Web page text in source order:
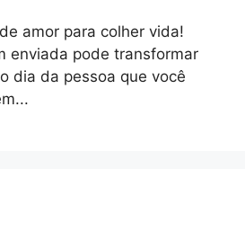
amor para colher vida!
enviada pode transformar
dia da pessoa que você